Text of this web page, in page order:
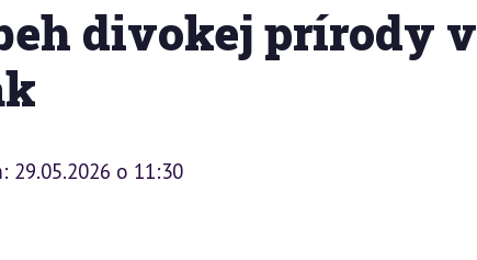
divokej prírody v
29.05.2026 o 11:30